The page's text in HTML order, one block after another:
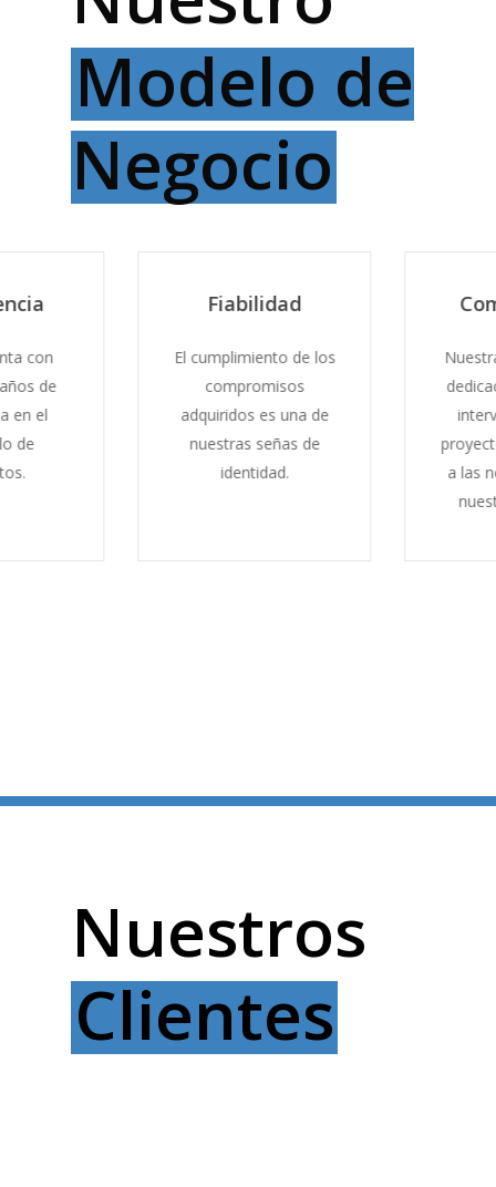
Modelo de
Negocio
con
de
en el
de
Fiabilidad
El cumplimiento de los
compromisos
adquiridos es una de
nuestras señas de
identidad.
a las
Nuestros
Clientes